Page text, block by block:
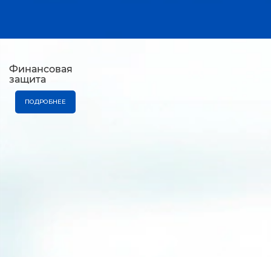
Финансовая
защита
ПОДРОБНЕЕ